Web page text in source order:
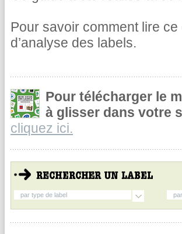
Pour savoir comment lire ce
d’analyse des labels.
Pour télécharger le
à glisser dans votre
cliquez ici.
par type de label